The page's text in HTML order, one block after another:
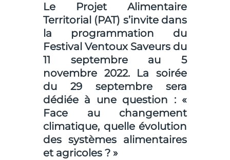
Le Projet Alimentaire
Territorial (PAT) s’invite dans
la programmation du
Festival Ventoux Saveurs du
11 septembre au 5
novembre 2022. La soirée
du 29 septembre sera
dédiée à une question : «
Face au changement
climatique, quelle évolution
des systèmes alimentaires
et agricoles ? »